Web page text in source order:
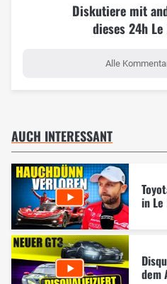
Diskutiere mit
dieses 24h Le
Alle
AUCH INTERESSANT
in Le
dem